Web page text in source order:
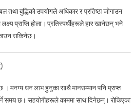
बुद्धिको उपयोगले अधिकार र प्रतिष्ठा जोगाउन
प्राप्ति होला। प्रतिस्पर्धीहरूले हार खानेछन् भने
सकिनेछ।
मनग्य धन लाभ हुनुका साथै मानसम्मान पनि प्राप्त
समय छ। सहयोगीहरूले काममा साथ दिनेछन्। रोकिएका